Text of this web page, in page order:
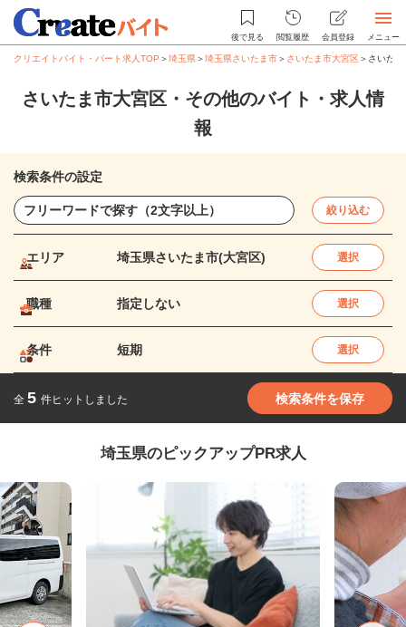
後で見る 閲覧履歴 会員登録 メニュー
クリエイトバイト・パート求人TOP ＞埼玉県＞埼玉県さいたま市＞ さいたま市大宮区＞ さいた
さいたま市大宮区・その他のバイト・求人情
報
検索条件の設定
絞り込む
エリア 埼玉県さいたま市(大宮区) 選択
職種 指定しない 選択
条件 短期 選択
全 5 件ヒットしました 検索条件を保存
埼玉県のピックアップPR求人